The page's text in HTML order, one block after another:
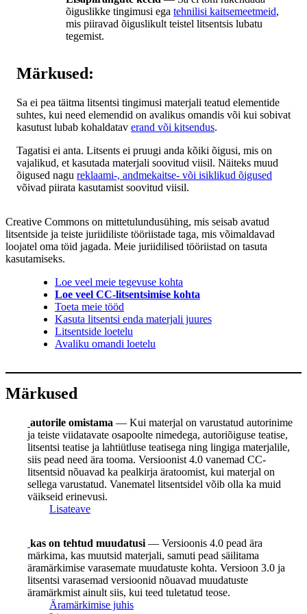
õiguslikke tingimusi ega tehnilisi kaitsemeetmeid,
mis piiravad õiguslikult teistel litsentsis lubatu
tegemist.
Märkused:
Sa ei pea täitma litsentsi tingimusi materjali teatud elementide
suhtes, kui need elemendid on avalikus omandis või kui sobivat
kasutust lubab kohaldatav erand või kitsendus.
Tagatisi ei anta. Litsents ei pruugi anda kõiki õigusi, mis on
vajalikud, et kasutada materjali soovitud viisil. Näiteks muud
õigused nagu reklaami-, andmekaitse- või isiklikud õigused
võivad piirata kasutamist soovitud viisil.
Creative Commons on mittetulundusühing, mis seisab avatud
litsentside ja teiste juriidiliste tööriistade taga, mis võimaldavad
loojatel oma töid jagada. Meie juriidilised tööriistad on tasuta
kasutamiseks.
Loe veel meie tegevuse kohta
Loe veel CC-litsentsimise kohta
Toeta meie tööd
Kasuta litsentsi enda materjali juures
Litsentside loetelu
Avaliku omandi loetelu
Märkused
autorile omistama — Kui materjal on varustatud autorinime
ja teiste viidatavate osapoolte nimedega, autoriõiguse teatise,
litsentsi teatise ja lahtiütluse teatisega ning lingiga materjalile,
siis pead need ära tooma. Versioonist 4.0 vanemad CC-
litsentsid nõuavad ka pealkirja äratoomist, kui materjal on
sellega varustatud. Vanematel litsentsidel võib olla ka muid
väikseid erinevusi.
Lisateave
kas on tehtud muudatusi — Versioonis 4.0 pead ära
märkima, kas muutsid materjali, samuti pead säilitama
äramärkimise varasemate muudatuste kohta. Versioon 3.0 ja
litsentsi varasemad versioonid nõuavad muudatuste
äramärkmist ainult siis, kui teed tuletatud teose.
Äramärkimise juhis